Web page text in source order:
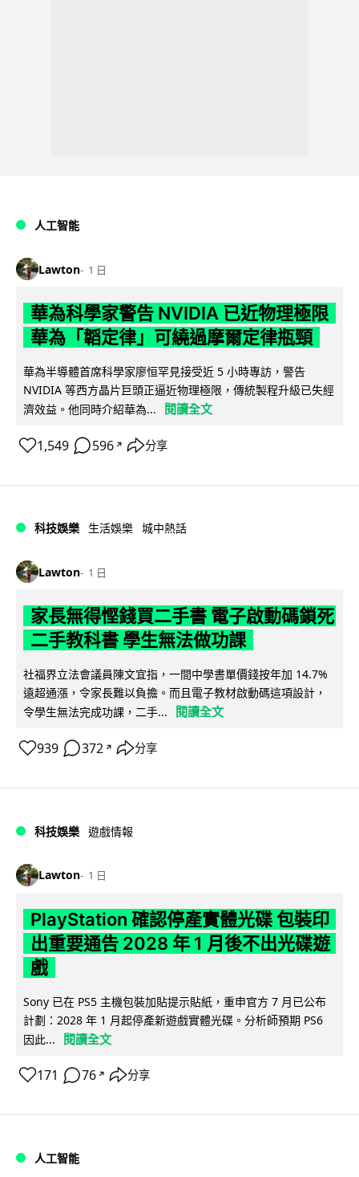
人工智能
Lawton 1 日
華為科學家警告 NVIDIA 已近物理極限
華為「韜定律」可繞過摩爾定律瓶頸
華為半導體首席科學家廖恒罕見接受近 5 小時專訪，警告
NVIDIA 等西方晶片巨頭正逼近物理極限，傳統製程升級已失經
濟效益。他同時介紹華為...
閱讀全文
1,549 596 ↗ 分享
科技娛樂 生活娛樂 城中熱話
Lawton 1 日
家長無得慳錢買二手書 電子啟動碼鎖死
二手教科書 學生無法做功課
社福界立法會議員陳文宜指，一間中學書單價錢按年加 14.7%
遠超通漲，令家長難以負擔。而且電子教材啟動碼這項設計，
令學生無法完成功課，二手...
閱讀全文
939 372 ↗ 分享
科技娛樂 遊戲情報
Lawton 1 日
PlayStation 確認停產實體光碟 包裝印
出重要通告 2028 年 1 月後不出光碟遊
戲
Sony 已在 PS5 主機包裝加貼提示貼紙，重申官方 7 月已公布
計劃：2028 年 1 月起停產新遊戲實體光碟。分析師預期 PS6
因此...
閱讀全文
171 76 ↗ 分享
人工智能